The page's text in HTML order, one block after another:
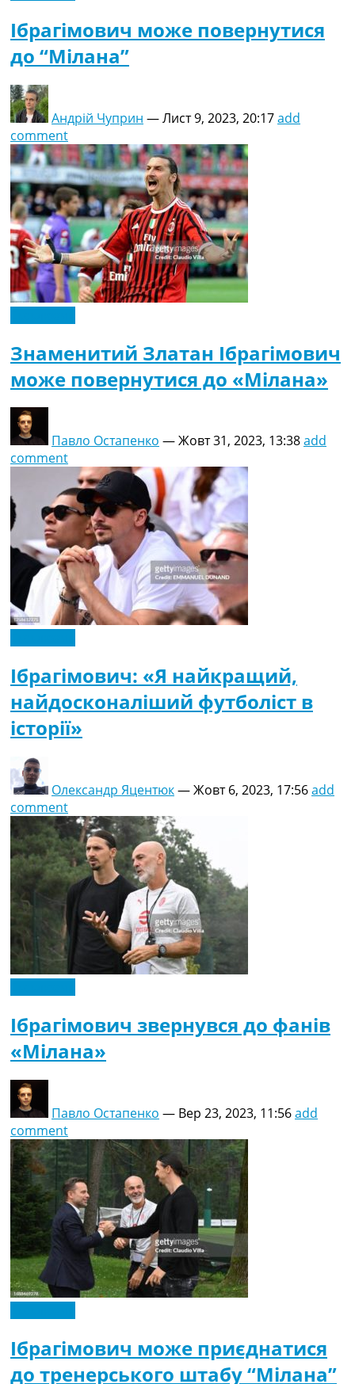
Ібрагімович може повернутися
до “Мілана”
Андрій Чуприн —Лист 9, 2023, 20:17add
comment
Знаменитий Златан Ібрагімович
може повернутися до «Мілана»
Павло Остапенко —Жовт 31, 2023, 13:38add
comment
Ібрагімович: «Я найкращий,
найдосконаліший футболіст в
історії»
Олександр Яцентюк—Жовт 6, 2023, 17:56add
comment
Ібрагімович звернувся до фанів
«Мілана»
Павло Остапенко — Вер 23, 2023, 11:56add
comment
Ібрагімович може приєднатися
до тренерського штабу “Мілана”